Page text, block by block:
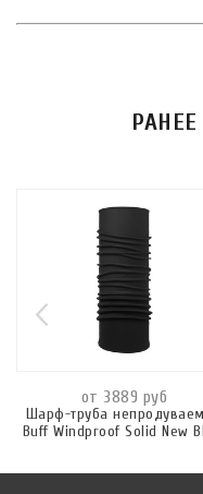
от 3889 руб
Шарф-труба
Buff Windproof Solid New